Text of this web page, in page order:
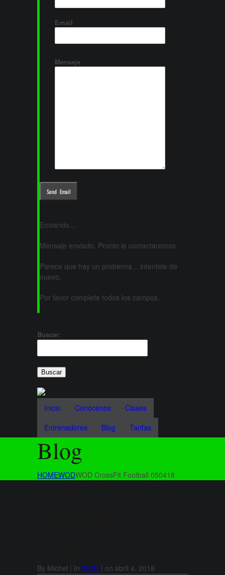
Email
Mensaje
Enviando...
Mensaje enviado. Pronto le contactaremos.
Parece que hay un problema... intentele de
nuevo.
Por favor complete todos los campos.
Buscar:
Inicio Conócenos
Clases
Entrenadores
Blog Tarifas
Blog
HOMEWODWOD CrossFit Football 050418
By Michel | In WOD | on abril 4, 2018